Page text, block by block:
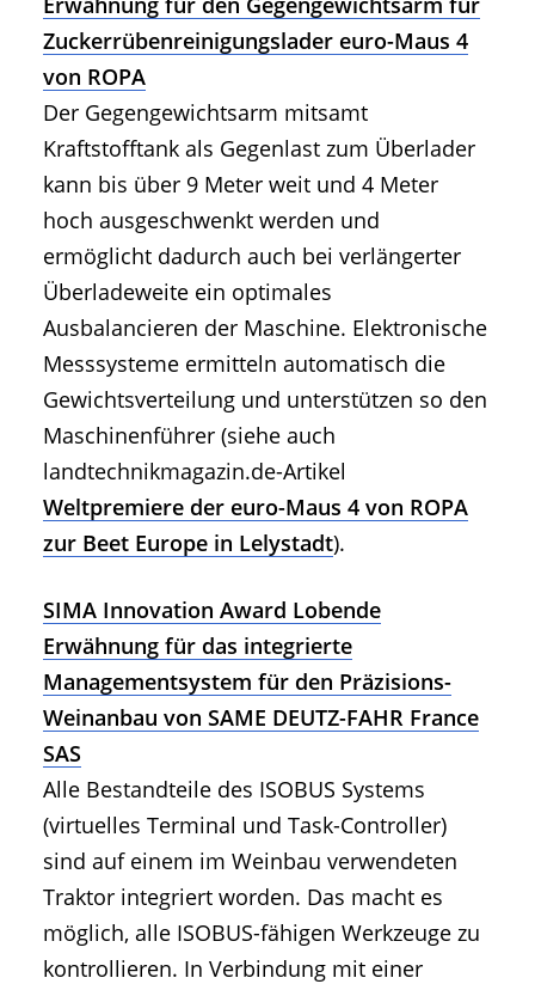
Zuckerrübenreinigungslader euro-Maus 4
von ROPA
Der Gegengewichtsarm mitsamt
Kraftstofftank als Gegenlast zum Überlader
kann bis über 9 Meter weit und 4 Meter
hoch ausgeschwenkt werden und
ermöglicht dadurch auch bei verlängerter
Überladeweite ein optimales
Ausbalancieren der Maschine. Elektronische
Messsysteme ermitteln automatisch die
Gewichtsverteilung und unterstützen so den
Maschinenführer (siehe auch
landtechnikmagazin.de-Artikel
Weltpremiere der euro-Maus 4 von ROPA
zur Beet Europe in Lelystadt).
SIMA Innovation Award Lobende
Erwähnung für das integrierte
Managementsystem für den Präzisions-
Weinanbau von SAME DEUTZ-FAHR France
SAS
Alle Bestandteile des ISOBUS Systems
(virtuelles Terminal und Task-Controller)
sind auf einem im Weinbau verwendeten
Traktor integriert worden. Das macht es
möglich, alle ISOBUS-fähigen Werkzeuge zu
kontrollieren. In Verbindung mit einer